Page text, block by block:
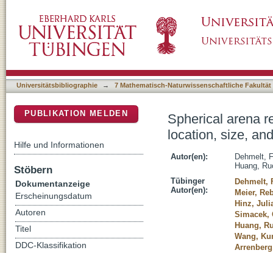
across entire visual field larval zebrafish
Universitätsbibliographie → 7 Mathematisch-Naturwissenschaftliche Fakultät
Spherical arena
location, size,
Autor(en):
Dehmelt,
Huang,
Tübinger
Autor(en):
Dehmelt,
Meier,
Hinz,
Simacek,
Huang,
Wang,
PUBLIKATION MELDEN
Hilfe und Informationen
Stöbern
Dokumentanzeige
Erscheinungsdatum
Autoren
Titel
DDC-Klassifikation